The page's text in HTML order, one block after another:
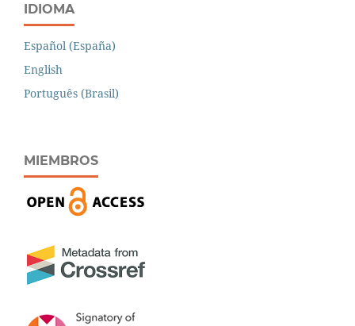
IDIOMA
Español (España)
English
Português (Brasil)
MIEMBROS